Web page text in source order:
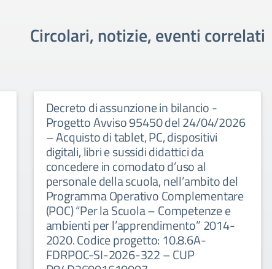
Circolari, notizie, eventi correlati
Decreto di assunzione in bilancio -
Progetto Avviso 95450 del 24/04/2026
– Acquisto di tablet, PC, dispositivi
digitali, libri e sussidi didattici da
concedere in comodato d’uso al
personale della scuola, nell’ambito del
Programma Operativo Complementare
(POC) “Per la Scuola – Competenze e
ambienti per l’apprendimento” 2014-
2020. Codice progetto: 10.8.6A-
FDRPOC-SI-2026-322 – CUP